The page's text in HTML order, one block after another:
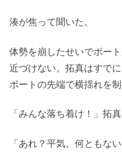
湊が焦って聞いた。
体勢を崩したせいでボー
近づけない。拓真はすで
ボートの先端で横揺れを制
「みんな落ち着け！」拓
「あれ？平気。何ともな